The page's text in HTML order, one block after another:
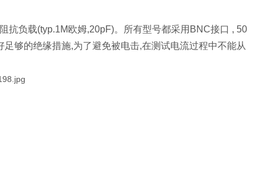
负载(typ.1M欧姆,20pF)。所有型号都采用BNC接口 , 50
够的绝缘措施,为了避免被电击,在测试电流过程中不能从